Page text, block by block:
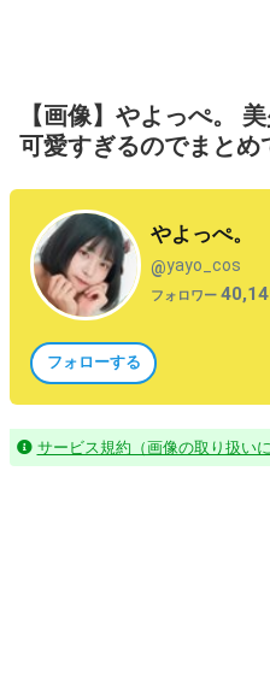
【画像】やよっぺ。
可愛すぎるのでまとめ
やよっぺ。
@yayo_cos
フォロワー
フォローする
サービス規約（画像の取り扱い